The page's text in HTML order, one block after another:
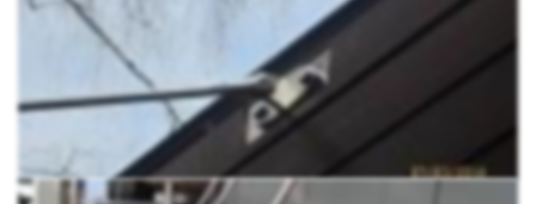
одинаково устойчиво к влаге, заморозкам, жаре и
сильному ветру.
Сборка и установка
Установка навесного козырька на вантах предельно
проста и может быть выполнена собственными усилиями
без привлечения сторонних специалистов:
Крепим настенные держатели